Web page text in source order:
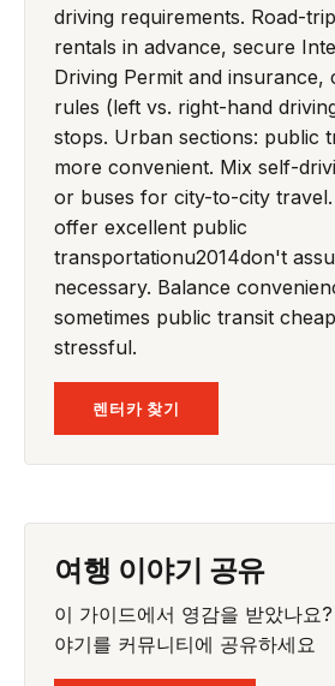
driving requirements. Road-
rentals in advance, secure
Driving Permit and insurance,
rules (left vs. right-hand
stops. Urban sections: public
more convenient. Mix self-
or buses for city-to-city
offer excellent public
transportationu2014don't
necessary. Balance
sometimes public transit
stressful.
렌터카 찾기
여행 이야기 공유
이 가이드에서 영감을 받았나요
야기를 커뮤니티에 공유하세요